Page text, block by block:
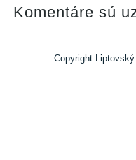
Komentáre sú
Copyright